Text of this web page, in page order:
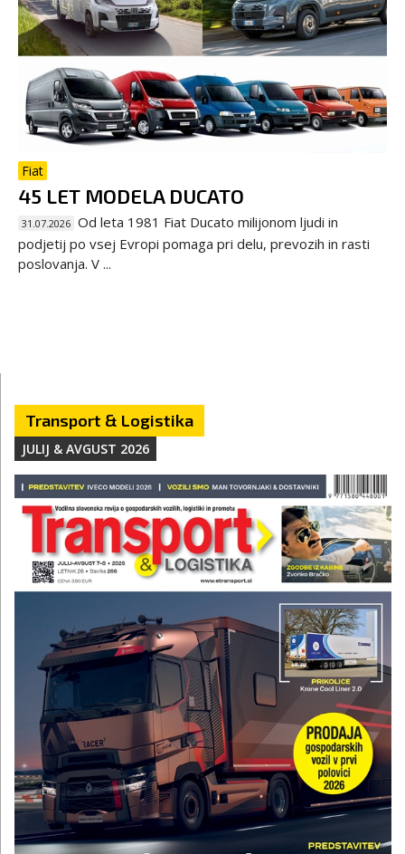
Fiat
45 LET MODELA DUCATO
31.07.2026 Od leta 1981 Fiat Ducato milijonom ljudi in
podjetij po vsej Evropi pomaga pri delu, prevozih in rasti
poslovanja. V ...
Transport & Logistika
JULIJ & AVGUST 2026